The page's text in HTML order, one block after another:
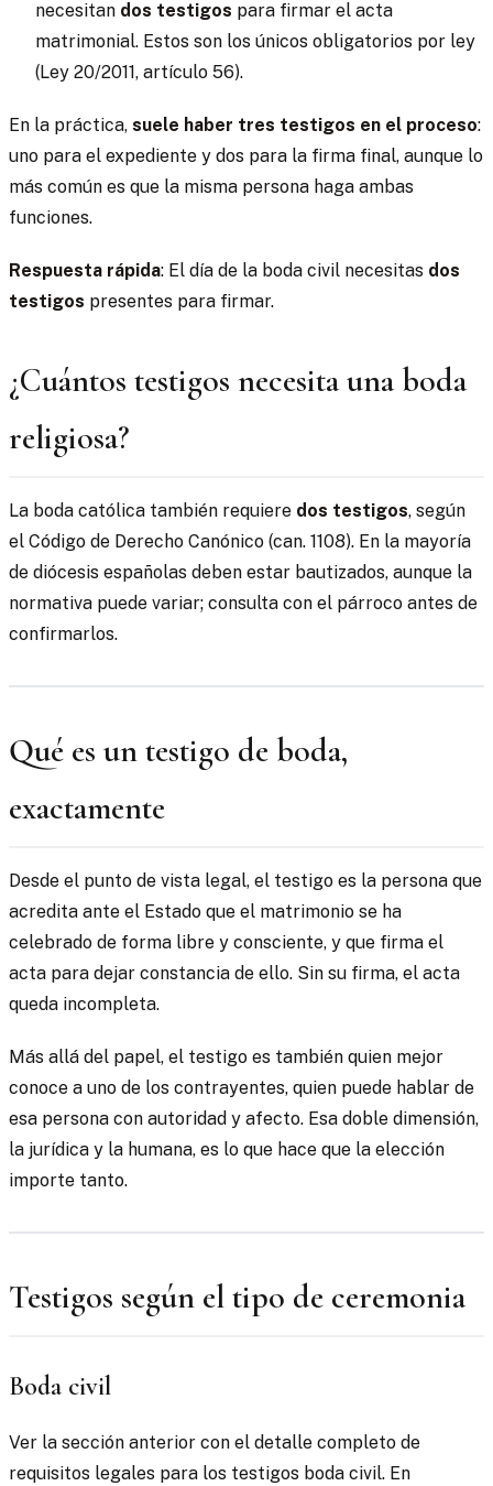
necesitan dos testigos para firmar el acta
matrimonial. Estos son los únicos obligatorios por ley
(Ley 20/2011, artículo 56).
En la práctica, suele haber tres testigos en el proceso:
uno para el expediente y dos para la firma final, aunque lo
más común es que la misma persona haga ambas
funciones.
Respuesta rápida: El día de la boda civil necesitas dos
testigos presentes para firmar.
¿Cuántos testigos necesita una boda
religiosa?
La boda católica también requiere dos testigos, según
el Código de Derecho Canónico (can. 1108). En la mayoría
de diócesis españolas deben estar bautizados, aunque la
normativa puede variar; consulta con el párroco antes de
confirmarlos.
Qué es un testigo de boda,
exactamente
Desde el punto de vista legal, el testigo es la persona que
acredita ante el Estado que el matrimonio se ha
celebrado de forma libre y consciente, y que firma el
acta para dejar constancia de ello. Sin su firma, el acta
queda incompleta.
Más allá del papel, el testigo es también quien mejor
conoce a uno de los contrayentes, quien puede hablar de
esa persona con autoridad y afecto. Esa doble dimensión,
la jurídica y la humana, es lo que hace que la elección
importe tanto.
Testigos según el tipo de ceremonia
Boda civil
Ver la sección anterior con el detalle completo de
requisitos legales para los testigos boda civil. En